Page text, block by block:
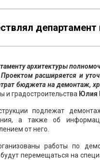
департамент
архитектуры
расширяется и
бюджета на демонтаж,
и градостроительства Юлия
подлежат
а также об
от него.
работы по
перемещаться на